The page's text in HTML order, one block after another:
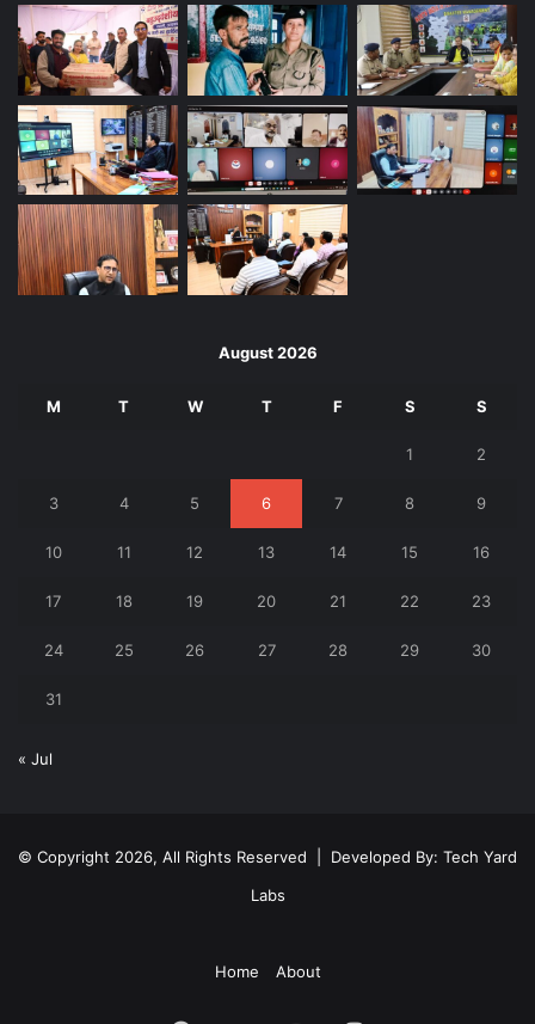
August 2026
M T W T F S S
1 2
3 4 5 6 7 8 9
10 11 12 13 14 15 16
17 18 19 20 21 22 23
24 25 26 27 28 29 30
31
« Jul
© Copyright 2026, All Rights Reserved | Developed By: Tech Yard
Labs
Home About